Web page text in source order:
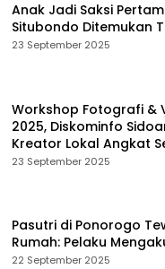
Anak Jadi Saksi
Situbondo Ditemukan
23 September 2025
Workshop Fotografi &
2025, Diskominfo
Kreator Lokal Angkat
Budaya
23 September 2025
Pasutri di Ponorogo
Rumah: Pelaku
22 September 2025